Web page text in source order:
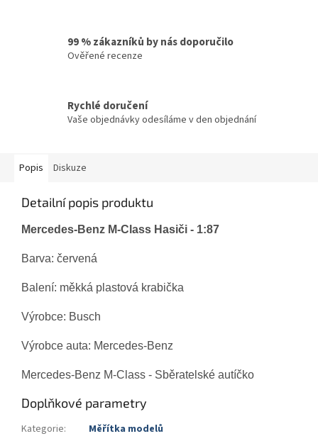
99 % zákazníků by nás doporučilo
Ověřené recenze
Rychlé doručení
Vaše objednávky odesíláme v den objednání
Popis Diskuze
Detailní popis produktu
Mercedes-Benz M-Class Hasiči - 1:87
Barva: červená
Balení: měkká plastová krabička
Výrobce: Busch
Výrobce auta: Mercedes-Benz
Mercedes-Benz M-Class - Sběratelské autíčko
Doplňkové parametry
Kategorie:
Měřítka modelů